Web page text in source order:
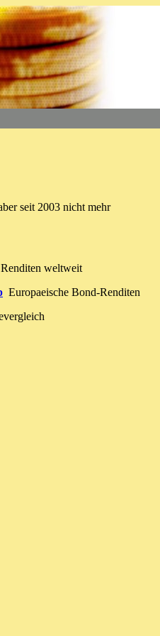
seit 2003 nicht mehr
weltweit
Europaeische Bond-Renditen